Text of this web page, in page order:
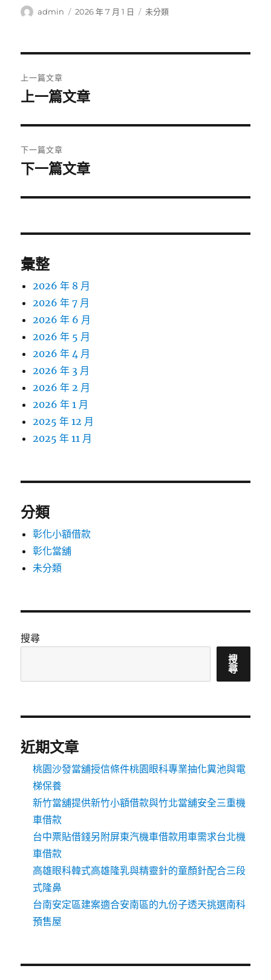
作
admin
發
2026 年 7 月 1 日
分
未分類
章
覽
上一篇文章
上
篇
文
章:
上一篇文章
下一篇文章
下
篇
章:
下一篇文章
彙整
2026 年 8 月
2026 年 7 月
2026 年 6 月
2026 年 5 月
2026 年 4 月
2026 年 3 月
2026 年 2 月
2026 年 1 月
2025 年 12 月
2025 年 11 月
分類
彰化小額借款
彰化當舖
未分類
搜尋
搜
尋
近期文章
桃園沙發當舖授信條件桃園眼科專業抽化糞池與電
梯保養
新竹當舖提供新竹小額借款與竹北當舖安全三重機
車借款
台中票貼借錢另附屏東汽機車借款用車需求台北機
車借款
高雄眼科韓式高雄隆乳與精靈針的童顏針配合三段
式隆鼻
台南安定區建案適合安南區的九份子透天挑選南科
預售屋